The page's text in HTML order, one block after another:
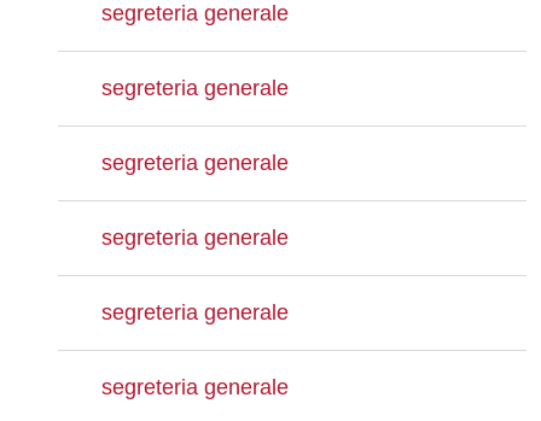
segreteria generale
segreteria generale
segreteria generale
segreteria generale
segreteria generale
segreteria generale